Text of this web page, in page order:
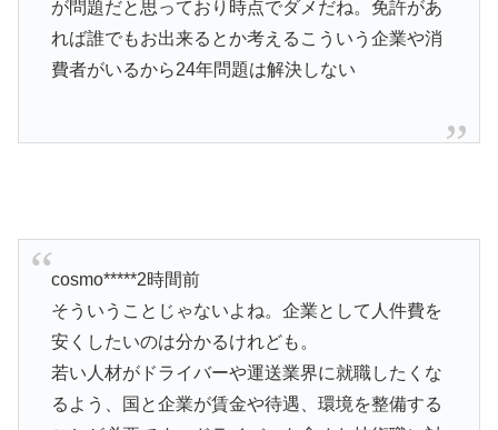
が問題だと思っており時点でダメだね。免許があ
れば誰でもお出来るとか考えるこういう企業や消
費者がいるから24年問題は解決しない
cosmo*****2時間前
そういうことじゃないよね。企業として人件費を
安くしたいのは分かるけれども。
若い人材がドライバーや運送業界に就職したくな
るよう、国と企業が賃金や待遇、環境を整備する